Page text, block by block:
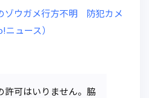
ゾウガメ行方不明 防犯カメ
ュース）
許可はいりません。脇